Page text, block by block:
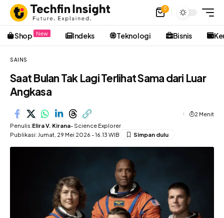
0
Shop New Indeks Teknologi Bisnis
SAINS
Saat Bulan Tak Lagi Terlihat Sama dari Luar
Angkasa
Penulis:Elira V. Kirana- Science Explorer
Publikasi: Jumat, 29 Mei 2026 - 16.13 WIB
2 Menit